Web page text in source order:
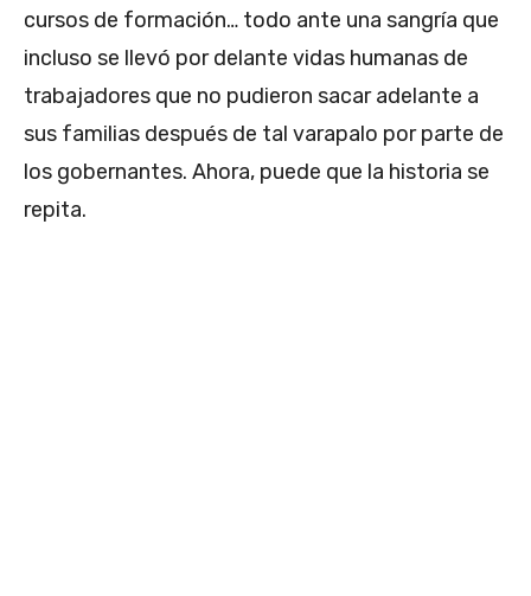
cursos de formación… todo ante una sangría que
incluso se llevó por delante vidas humanas de
trabajadores que no pudieron sacar adelante a
sus familias después de tal varapalo por parte de
los gobernantes. Ahora, puede que la historia se
repita.